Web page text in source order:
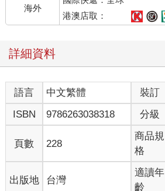
海外
港澳店取：
詳細資料
語言 中文繁體 裝訂
ISBN
9786263038318 分級
頁數 228
商品規
格
出版地 台灣
適讀年
齡